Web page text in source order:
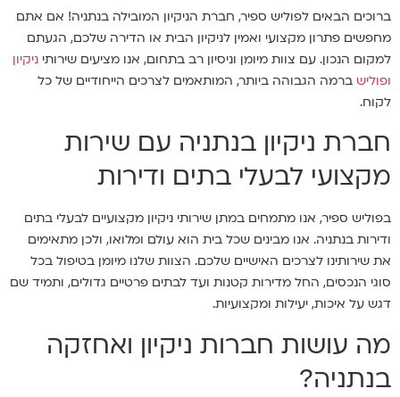
ברוכים הבאים לפוליש ספיר, חברת הניקיון המובילה בנתניה! אם אתם
מחפשים פתרון מקצועי ואמין לניקיון הבית או הדירה שלכם, הגעתם
למקום הנכון. עם צוות מיומן וניסיון רב בתחום, אנו מציעים שירותי ניקיון
ופוליש ברמה הגבוהה ביותר, המותאמים לצרכים הייחודיים של כל
לקוח.
חברת ניקיון בנתניה עם שירות
מקצועי לבעלי בתים ודירות
בפוליש ספיר, אנו מתמחים במתן שירותי ניקיון מקצועיים לבעלי בתים
ודירות בנתניה. אנו מבינים שכל בית הוא עולם ומלואו, ולכן מתאימים
את שירותינו לצרכים האישיים שלכם. הצוות שלנו מיומן בטיפול בכל
סוגי הנכסים, החל מדירות קטנות ועד לבתים פרטיים גדולים, ותמיד שם
דגש על איכות, יעילות ומקצועיות.
מה עושות חברות ניקיון ואחזקה
בנתניה?